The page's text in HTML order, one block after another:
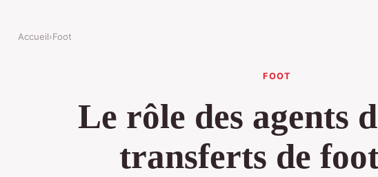
Accueil›Foot
FOOT
Le rôle des agents
transferts de